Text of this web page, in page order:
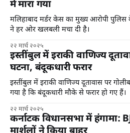
में मारा गया
मलिहाबाद मर्डर केस का मुख्य आरोपी पुलिस
ने हर ओर खलबली मचा दी है।
२२ मार्च २०२५
इस्तींबुल में इराकी वाणिज्य
घटना, बंदूकधारी फरार
इस्तींबुल में इराकी वाणिज्य दूतावास पर
गया है कि बंदूकधारी मौके से फरार हो गए हैं।
२२ मार्च २०२५
कर्नाटक विधानसभा में हंगामा: